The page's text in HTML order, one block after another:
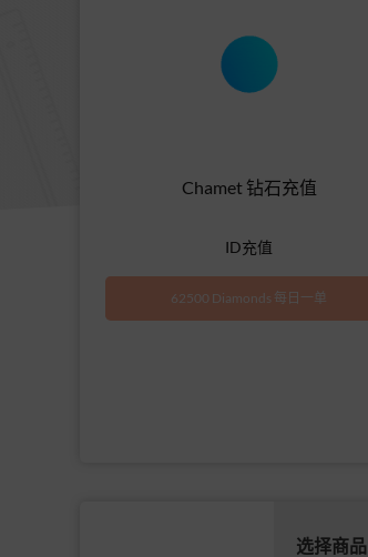
Chamet 钻石充值
ID充值
62500 Diamonds 每日一单
选择商品